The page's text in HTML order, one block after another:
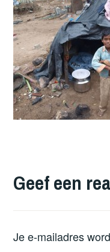
Geef een
Je e-mailadres